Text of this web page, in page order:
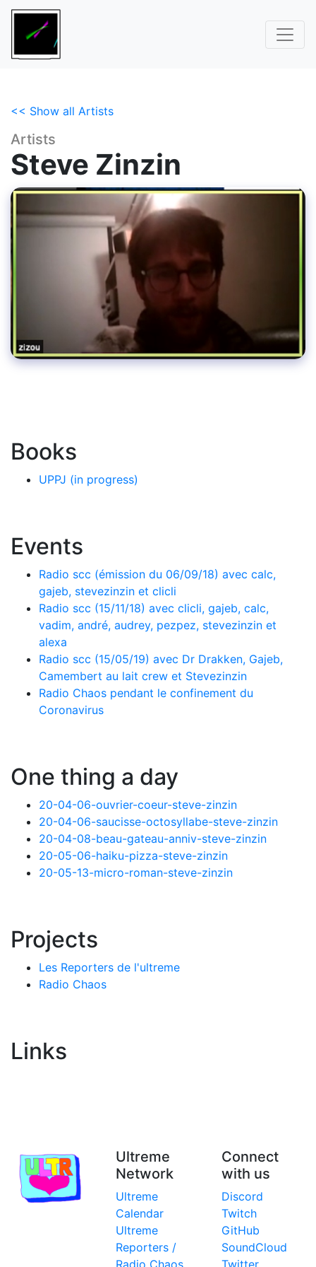
<< Show all Artists
Artists
Steve Zinzin
Books
UPPJ (in progress)
Events
Radio scc (émission du 06/09/18) avec calc,
gajeb, stevezinzin et clicli
Radio scc (15/11/18) avec clicli, gajeb, calc,
vadim, andré, audrey, pezpez, stevezinzin et
alexa
Radio scc (15/05/19) avec Dr Drakken, Gajeb,
Camembert au lait crew et Stevezinzin
Radio Chaos pendant le confinement du
Coronavirus
One thing a day
20-04-06-ouvrier-coeur-steve-zinzin
20-04-06-saucisse-octosyllabe-steve-zinzin
20-04-08-beau-gateau-anniv-steve-zinzin
20-05-06-haiku-pizza-steve-zinzin
20-05-13-micro-roman-steve-zinzin
Projects
Les Reporters de l'ultreme
Radio Chaos
Links
Ultreme
Network
Ultreme
Calendar
Ultreme
Reporters /
Connect
with us
Discord
Twitch
GitHub
SoundCloud